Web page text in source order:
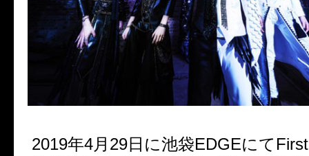
2019年4月29日に池袋EDGEにて